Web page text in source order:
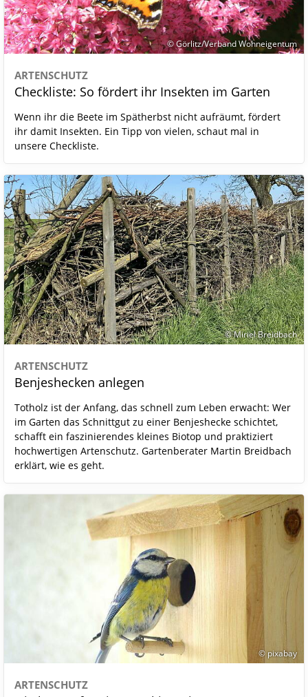
© Görlitz/Verband Wohneigentum
ARTENSCHUTZ
Checkliste: So fördert ihr Insekten im Garten
Wenn ihr die Beete im Spätherbst nicht aufräumt, fördert
ihr damit Insekten. Ein Tipp von vielen, schaut mal in
unsere Checkliste.
© Miriel Breidbach
ARTENSCHUTZ
Benjeshecken anlegen
Totholz ist der Anfang, das schnell zum Leben erwacht: Wer
im Garten das Schnittgut zu einer Benjeshecke schichtet,
schafft ein faszinierendes kleines Biotop und praktiziert
hochwertigen Artenschutz. Gartenberater Martin Breidbach
erklärt, wie es geht.
© pixabay
ARTENSCHUTZ